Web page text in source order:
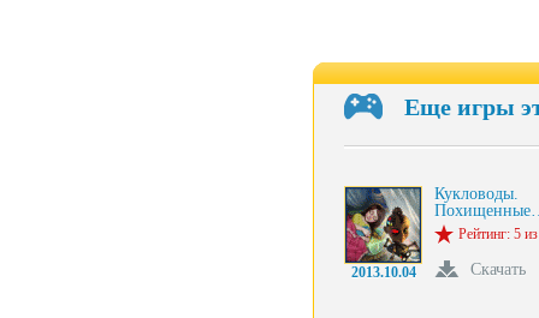
Еще игры
2013.10.04
Кукловоды.
Рейтинг: 5
Скачать